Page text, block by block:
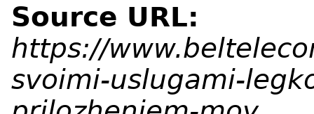
Source URL:
https://
svoimi-uslugami-